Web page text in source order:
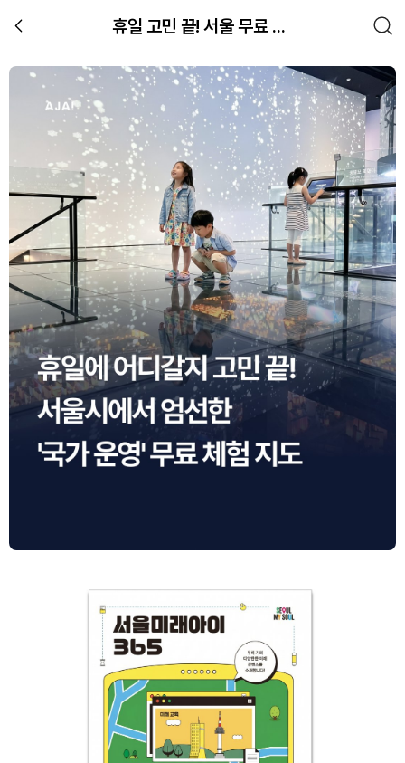
휴일 고민 끝! 서울 무료 체험 9곳 총정리
서울미래아이 365 완벽 가이드 | 아
장소관련 체험 이미지 갤러리